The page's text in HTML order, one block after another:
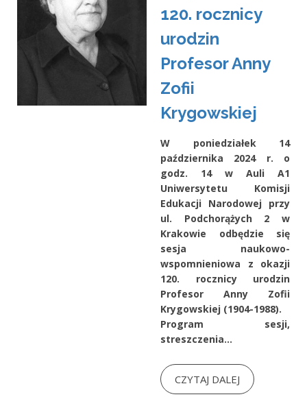
120. rocznicy
urodzin
Profesor Anny
Zofii
Krygowskiej
W poniedziałek 14
października 2024 r. o
godz. 14 w Auli A1
Uniwersytetu Komisji
Edukacji Narodowej przy
ul. Podchorążych 2 w
Krakowie odbędzie się
sesja naukowo-
wspomnieniowa z okazji
120. rocznicy urodzin
Profesor Anny Zofii
Krygowskiej (1904-1988).
Program sesji,
streszczenia...
CZYTAJ DALEJ